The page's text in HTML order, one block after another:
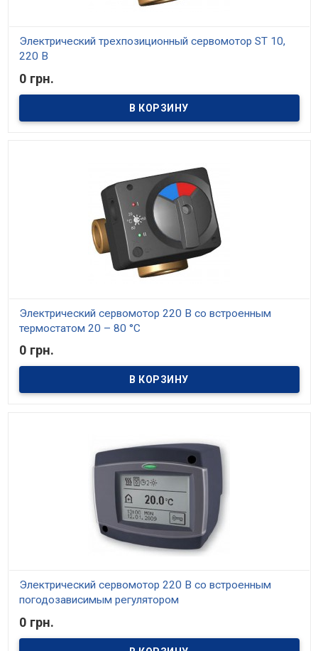
Электрический трехпозиционный сервомотор ST 10,
220 В
В наличии
Электрический трехпозиционный сервомотор ST 10, 220 В
0 грн.
Электрический сервомотор 220 В со встроенным
термостатом 20 – 80 °С
В наличии
Электрический сервомотор 220 В со встроенным термостатом
0 грн.
Электрический сервомотор 220 В со встроенным
погодозависимым регулятором
В наличии
Электрический сервомотор 220 В со встроенным
0 грн.